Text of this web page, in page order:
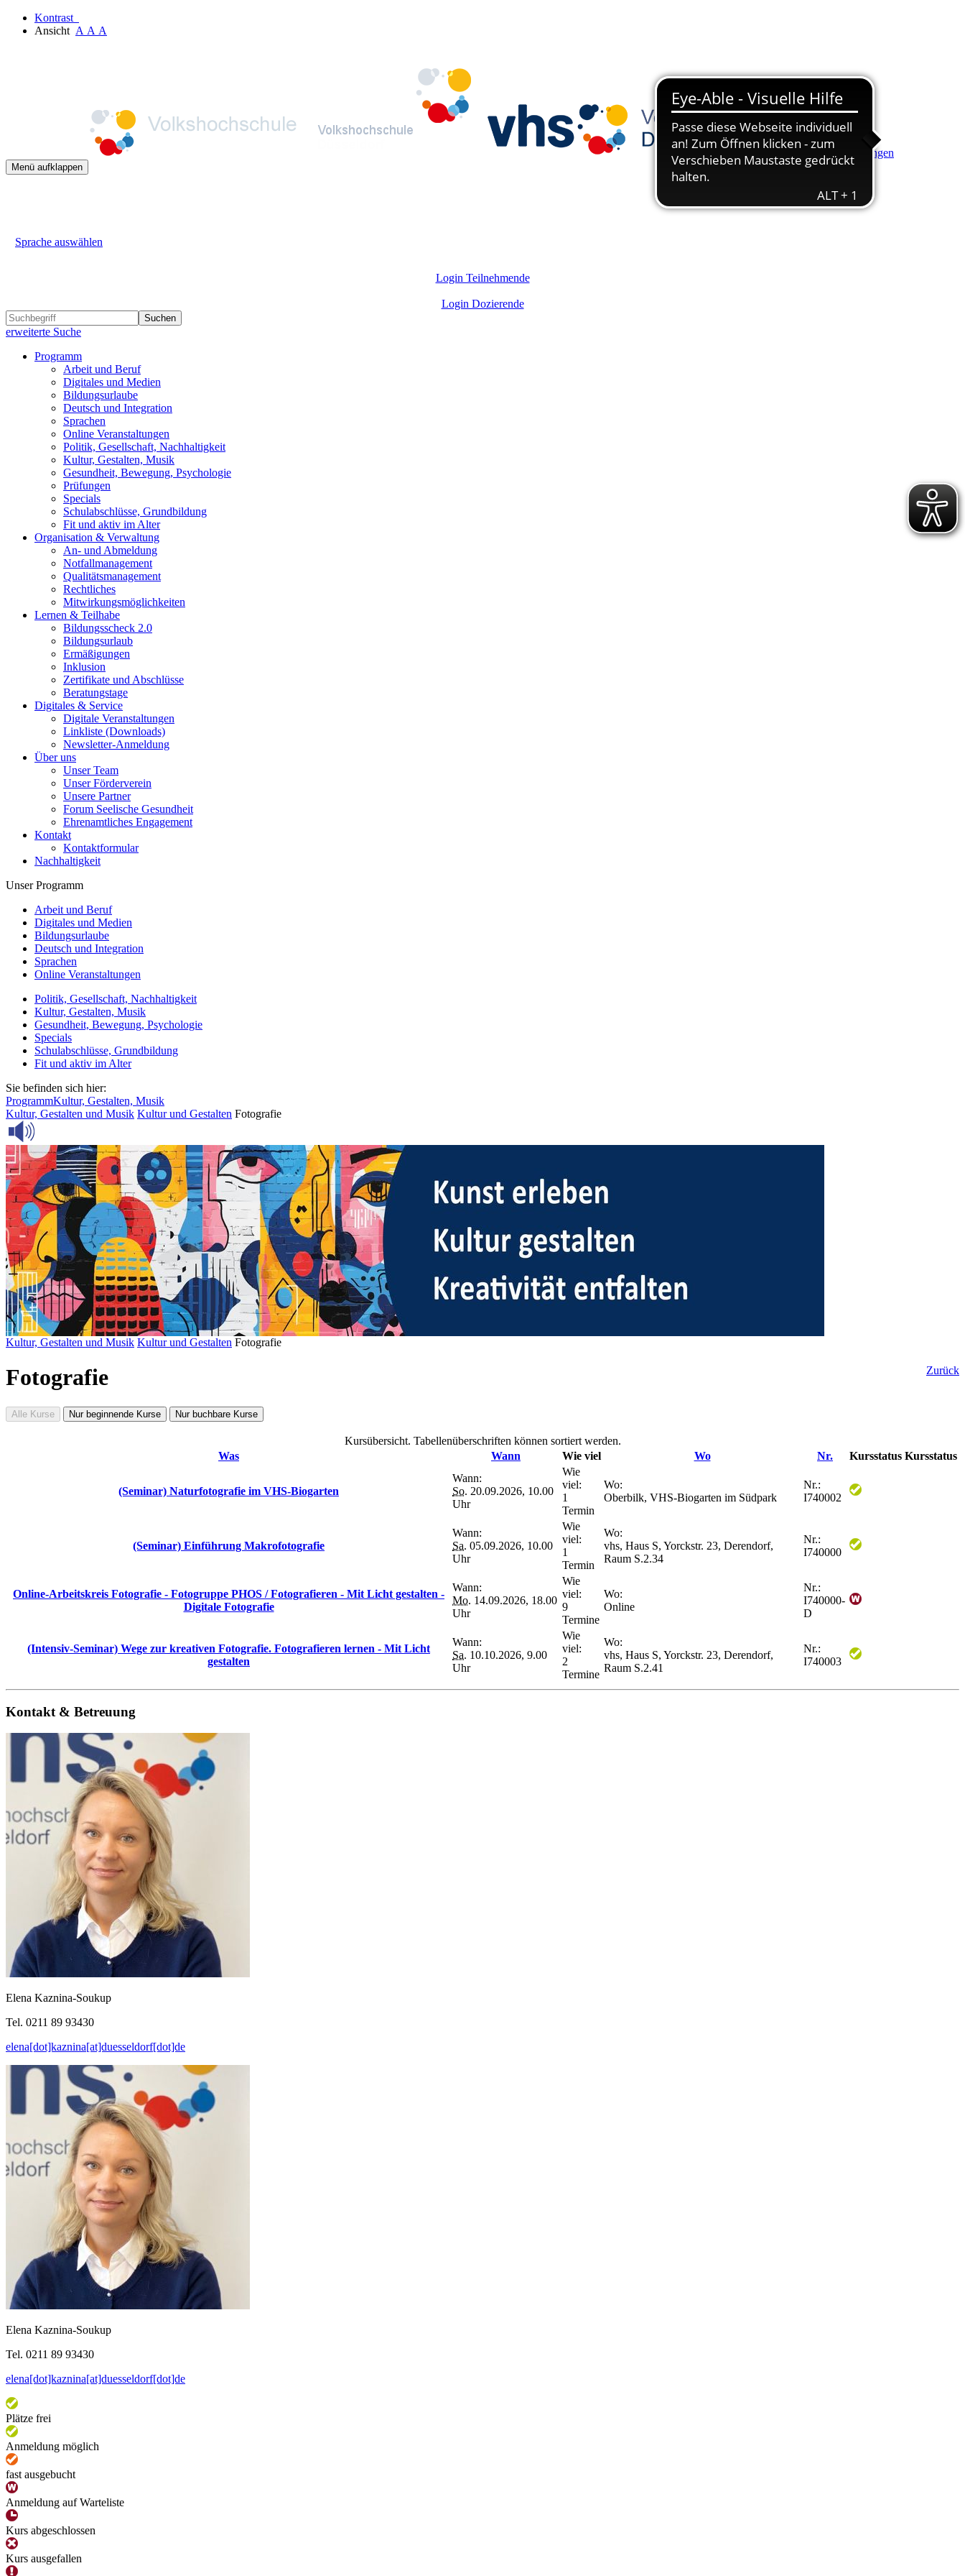
Kontrast
Ansicht A A A
Hauptinhalt anspringen
Menü aufklappen
Sprache auswählen
Login Teilnehmende
Login Dozierende
Suchen
erweiterte Suche
Programm
Arbeit und Beruf
Digitales und Medien
Bildungsurlaube
Deutsch und Integration
Sprachen
Online Veranstaltungen
Politik, Gesellschaft, Nachhaltigkeit
Kultur, Gestalten, Musik
Gesundheit, Bewegung, Psychologie
Prüfungen
Specials
Schulabschlüsse, Grundbildung
Fit und aktiv im Alter
Organisation & Verwaltung
An- und Abmeldung
Notfallmanagement
Qualitätsmanagement
Rechtliches
Mitwirkungsmöglichkeiten
Lernen & Teilhabe
Bildungsscheck 2.0
Bildungsurlaub
Ermäßigungen
Inklusion
Zertifikate und Abschlüsse
Beratungstage
Digitales & Service
Digitale Veranstaltungen
Linkliste (Downloads)
Newsletter-Anmeldung
Über uns
Unser Team
Unser Förderverein
Unsere Partner
Forum Seelische Gesundheit
Ehrenamtliches Engagement
Kontakt
Kontaktformular
Nachhaltigkeit
Unser Programm
Arbeit und Beruf
Digitales und Medien
Bildungsurlaube
Deutsch und Integration
Sprachen
Online Veranstaltungen
Politik, Gesellschaft, Nachhaltigkeit
Kultur, Gestalten, Musik
Gesundheit, Bewegung, Psychologie
Specials
Schulabschlüsse, Grundbildung
Fit und aktiv im Alter
Sie befinden sich hier:
ProgrammKultur, Gestalten, Musik
Kultur, Gestalten und Musik Kultur und Gestalten Fotografie
Kultur, Gestalten und Musik Kultur und Gestalten Fotografie
Zurück
Fotografie
Alle Kurse Nur beginnende Kurse Nur buchbare Kurse
Kursübersicht. Tabellenüberschriften können sortiert werden.
Was
Wann Wie viel Wo Nr. Kursstatus Kursstatus
(Seminar) Naturfotografie im VHS-Biogarten
Wann:
So. 20.09.2026, 10.00
Uhr
Wie
viel:
1
Termin
Wo:
Oberbilk, VHS-Biogarten im Südpark
Nr.:
I740002
(Seminar) Einführung Makrofotografie
Wann:
Sa. 05.09.2026, 10.00
Uhr
Wie
viel:
1
Termin
Wo:
vhs, Haus S, Yorckstr. 23, Derendorf,
Raum S.2.34
Nr.:
I740000
Online-Arbeitskreis Fotografie - Fotogruppe PHOS / Fotografieren - Mit Licht gestalten -
Digitale Fotografie
Wann:
Mo. 14.09.2026, 18.00
Uhr
Wie
viel:
9
Termine
Wo:
Online
Nr.:
I740000-
D
(Intensiv-Seminar) Wege zur kreativen Fotografie. Fotografieren lernen - Mit Licht
gestalten
Wann:
Sa. 10.10.2026, 9.00
Uhr
Wie
viel:
2
Termine
Wo:
vhs, Haus S, Yorckstr. 23, Derendorf,
Raum S.2.41
Nr.:
I740003
Kontakt & Betreuung
Elena Kaznina-Soukup
Tel. 0211 89 93430
elena[dot]kaznina[at]duesseldorf[dot]de
Elena Kaznina-Soukup
Tel. 0211 89 93430
elena[dot]kaznina[at]duesseldorf[dot]de
Plätze frei
Anmeldung möglich
fast ausgebucht
Anmeldung auf Warteliste
Kurs abgeschlossen
Kurs ausgefallen